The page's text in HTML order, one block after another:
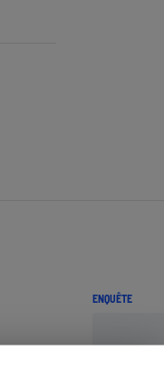
ENQUÊTE